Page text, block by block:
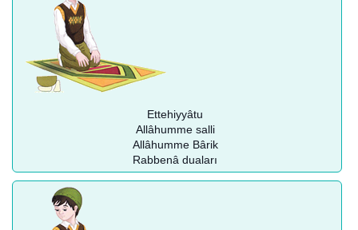
Ettehiyyâtu
Allâhumme salli
Allâhumme Bârik
Rabbenâ duaları